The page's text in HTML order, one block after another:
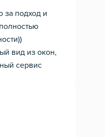
за подход и
вид из окон,
сервис